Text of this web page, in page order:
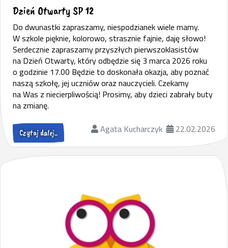
Dzień Otwarty SP 12
Do dwunastki zapraszamy, niespodzianek wiele mamy.
W szkole pięknie, kolorowo, strasznie fajnie, daję słowo!
Serdecznie zapraszamy przyszłych pierwszoklasistów
na Dzień Otwarty, który odbędzie się 3 marca 2026 roku
o godzinie 17.00 Będzie to doskonała okazja, aby poznać
naszą szkołę, jej uczniów oraz nauczycieli. Czekamy
na Was z niecierpliwością! Prosimy, aby dzieci zabrały buty
na zmianę.
Czytaj dalej.. Agata Kucharczyk 22.02.2026